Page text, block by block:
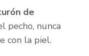
de
pecho, nunca
con la piel.